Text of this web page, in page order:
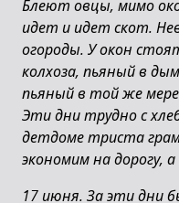
Блеют овцы, мимо
идет и идет скот.
огороды. У окон
колхоза, пьяный в
пьяный в той же
Эти дни трудно с
детдоме триста
экономим на дорогу,
17 июня. За эти дни